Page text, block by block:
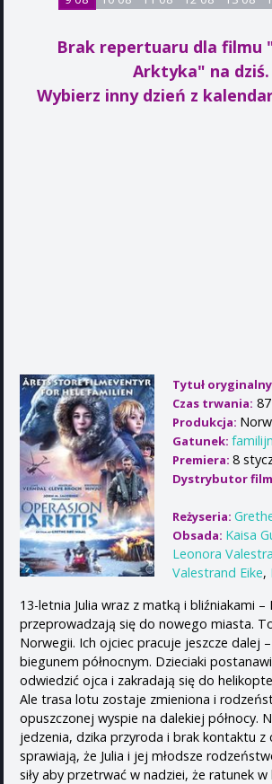
Brak repertuaru dla filmu
Arktyka" na dziś.
Wybierz inny dzień z
Tytuł
Czas trwania:
Produkcja:
Gatunek:
Premiera: 8
Dystrybutor
Reżyseria:
Obsada: Kaisa
Leonora
Valestrand Eike,
13-letnia Julia wraz z matką i bliźniakami –
przeprowadzają się do nowego miasta.
Norwegii. Ich ojciec pracuje jeszcze dalej
biegunem północnym. Dzieciaki
odwiedzić ojca i zakradają się do
Ale trasa lotu zostaje zmieniona i
opuszczonej wyspie na dalekiej północy.
jedzenia, dzika przyroda i brak kontaktu z
sprawiają, że Julia i jej młodsze
siły aby przetrwać w nadziei, że ratunek